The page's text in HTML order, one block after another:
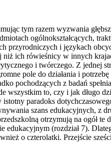
tym razem wyzwania
ogólnokształcących,
przyrodniczych i językach
niż ich rówieśnicy w innych
i twórczego. Z jednej
pole do działania i potrzebę
pochodzących z badań
wszystkim to, czy i jak długo
istotny paradoks
szans edukacyjnych, z
otrzymują na ogół te
edukacyjnym (rozdział 7).
o czterolatki. Przejście